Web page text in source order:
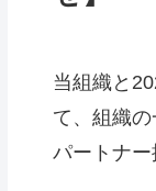
当組織と
て、組織
パートナー